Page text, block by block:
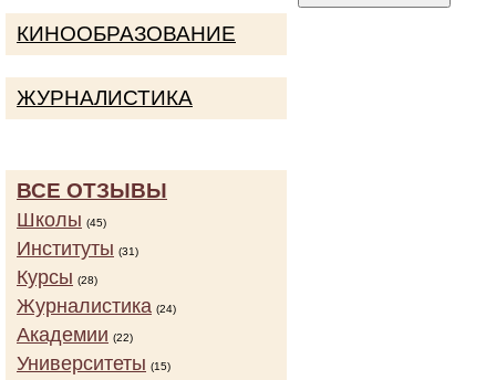
КИНООБРАЗОВАНИЕ
ЖУРНАЛИСТИКА
ВСЕ ОТЗЫВЫ
Школы (45)
Институты (31)
Курсы (28)
Журналистика (24)
Академии (22)
Университеты (15)